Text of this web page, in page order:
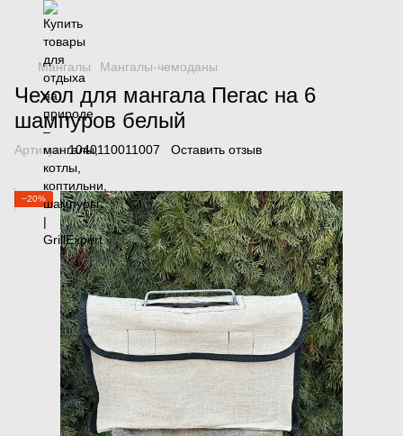
Мангалы Мангалы-чемоданы
Чехол для мангала Пегас на 6
шампуров белый
Артикул:1040110011007 Оставить отзыв
−20%